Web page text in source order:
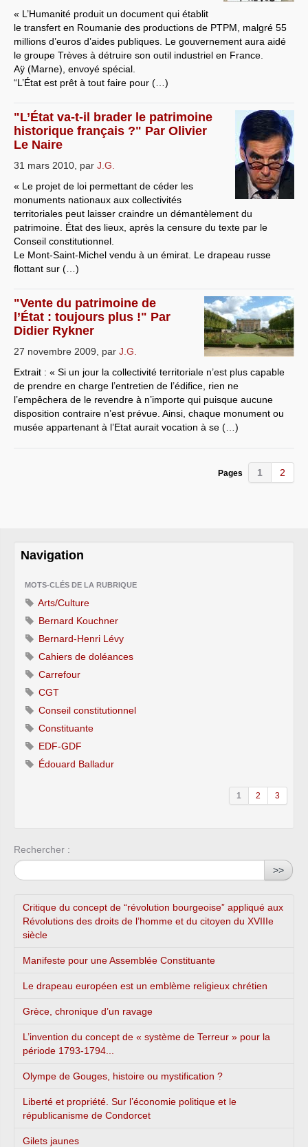
« L’Humanité produit un document qui établit
le transfert en Roumanie des productions de PTPM, malgré 55
millions d’euros d’aides publiques. Le gouvernement aura aidé
le groupe Trèves à détruire son outil industriel en France.
Aÿ (Marne), envoyé spécial.
“L’État est prêt à tout faire pour (…)
"L’État va-t-il brader le patrimoine
historique français ?" Par Olivier
Le Naire
31 mars 2010 par J.G.
« Le projet de loi permettant de céder les
monuments nationaux aux collectivités
territoriales peut laisser craindre un démantèlement du
patrimoine. État des lieux, après la censure du texte par le
Conseil constitutionnel.
Le Mont-Saint-Michel vendu à un émirat. Le drapeau russe
flottant sur (…)
"Vente du patrimoine de
l’État : toujours plus !" Par
Didier Rykner
27 novembre 2009 par J.G.
Extrait : « Si un jour la collectivité territoriale n’est plus capable
de prendre en charge l’entretien de l’édifice, rien ne
l’empêchera de le revendre à n’importe qui puisque aucune
disposition contraire n’est prévue. Ainsi, chaque monument ou
musée appartenant à l’Etat aurait vocation à se (…)
Pages 1 2
Navigation
MOTS-CLÉS DE LA RUBRIQUE
Arts/Culture
Bernard Kouchner
Bernard-Henri Lévy
Cahiers de doléances
Carrefour
CGT
Conseil constitutionnel
Constituante
EDF-GDF
Édouard Balladur
1 2 3
Rechercher :
>>
Critique du concept de “révolution bourgeoise” appliqué aux
Révolutions des droits de l’homme et du citoyen du XVIIIe
siècle
Manifeste pour une Assemblée Constituante
Le drapeau européen est un emblème religieux chrétien
Grèce, chronique d’un ravage
L’invention du concept de « système de Terreur » pour la
période 1793-1794...
Olympe de Gouges, histoire ou mystification ?
Liberté et propriété. Sur l’économie politique et le
républicanisme de Condorcet
Gilets jaunes